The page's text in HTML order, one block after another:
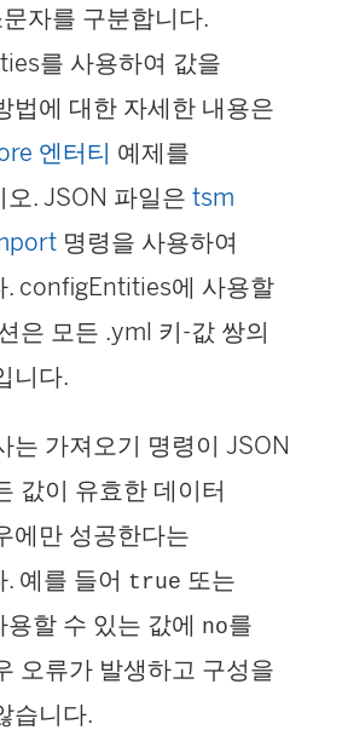
자를 구분합니다.
를 사용하여 값을
법에 대한 자세한 내용은
엔터티 예제를
. JSON 파일은 tsm
명령을 사용하여
. configEntities에 사용할
은 모든 .yml 키-값 쌍의
니다.
는 가져오기 명령이 JSON
값이 유효한 데이터
에만 성공한다는
예를 들어 true 또는
용할 수 있는 값에 no를
오류가 발생하고 구성을
습니다.